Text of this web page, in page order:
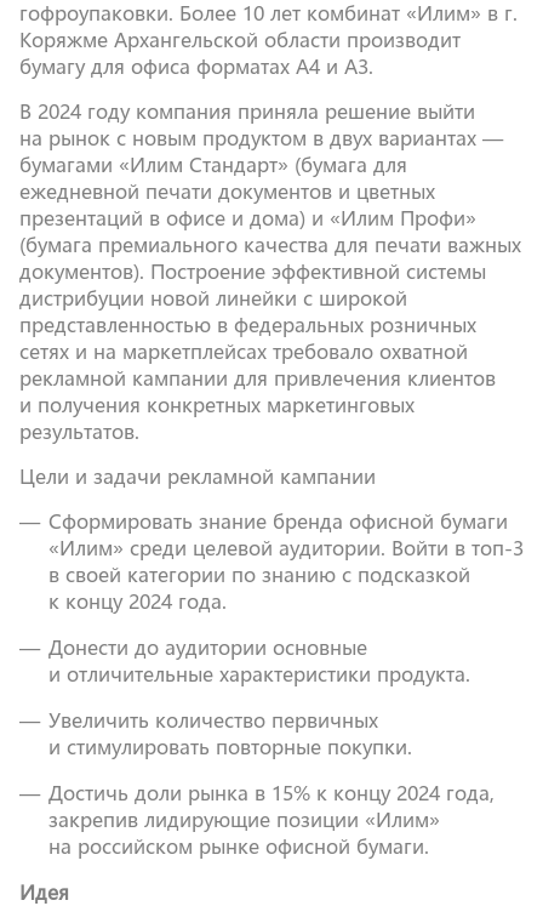
гофроупаковки. Более 10 лет комбинат «Илим» в г.
Коряжме Архангельской области производит
бумагу для офиса форматах А4 и А3.
В 2024 году компания приняла решение выйти
на рынок с новым продуктом в двух вариантах —
бумагами «Илим Стандарт» (бумага для
ежедневной печати документов и цветных
презентаций в офисе и дома) и «Илим Профи»
(бумага премиального качества для печати важных
документов). Построение эффективной системы
дистрибуции новой линейки с широкой
представленностью в федеральных розничных
сетях и на маркетплейсах требовало охватной
рекламной кампании для привлечения клиентов
и получения конкретных маркетинговых
результатов.
Цели и задачи рекламной кампании
Сформировать знание бренда офисной бумаги
«Илим» среди целевой аудитории. Войти в топ-3
в своей категории по знанию с подсказкой
к концу 2024 года.
Донести до аудитории основные
и отличительные характеристики продукта.
Увеличить количество первичных
и стимулировать повторные покупки.
Достичь доли рынка в 15% к концу 2024 года,
закрепив лидирующие позиции «Илим»
на российском рынке офисной бумаги.
Идея